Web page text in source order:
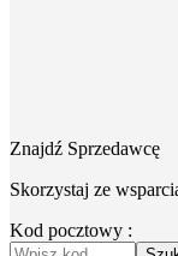
Znajdź Sprzedawcę
Skorzystaj ze
Kod pocztowy :